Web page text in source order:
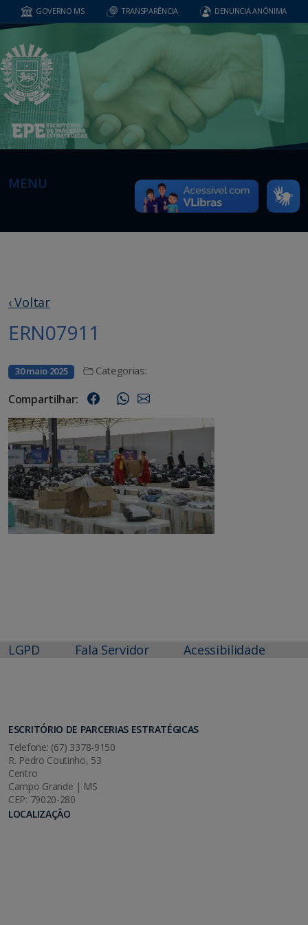
GOVERNO MS TRANSPARÊNCIA DENUNCIA ANÔNIMA
MENU
‹ Voltar
ERN07911
30 maio 2025 Categorias:
Compartilhar:
LGPD Fala Servidor Acessibilidade
ESCRITÓRIO DE PARCERIAS ESTRATÉGICAS
Telefone: (67) 3378-9150
R. Pedro Coutinho, 53
Centro
Campo Grande | MS
CEP: 79020-280
LOCALIZAÇÃO